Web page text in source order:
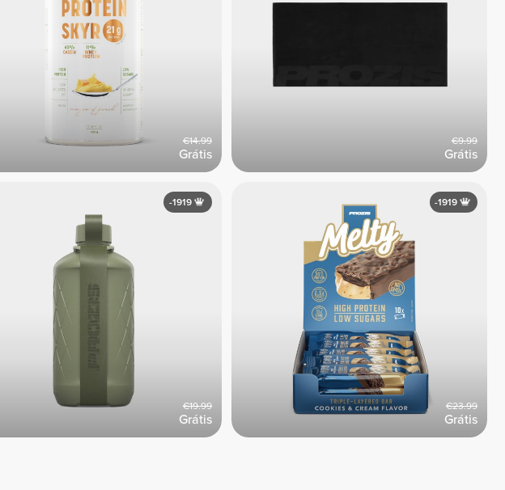
Grátis
€14.99
Grátis
€9.99
Grátis
€19.99
-1919
Grátis
€23.99
-1919